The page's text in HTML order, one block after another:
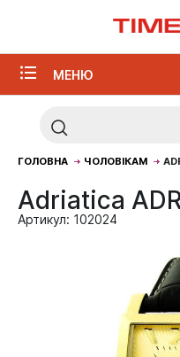
МЕНЮ
ГОЛОВНА ЧОЛОВІКАМ
Adriatica
Артикул: 102024